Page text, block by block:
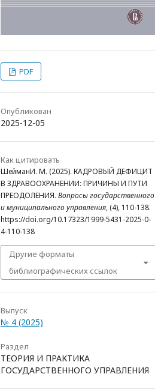
PDF
Опубликован
2025-12-05
Как цитировать
ШейманИ. М. (2025). КАДРОВЫЙ ДЕФИЦИТ
В ЗДРАВООХРАНЕНИИ: ПРИЧИНЫ И ПУТИ
ПРЕОДОЛЕНИЯ. Вопросы государственного
и муниципального управления, (4), 110-138.
https://doi.org/10.17323/1999-5431-2025-0-
4-110-138
Другие форматы
библиографических ссылок
Выпуск
№ 4 (2025)
Раздел
ТЕОРИЯ И ПРАКТИКА
ГОСУДАРСТВЕННОГО УПРАВЛЕНИЯ